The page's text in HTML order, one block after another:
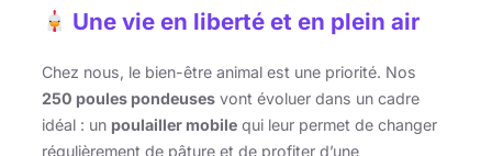
Une vie en liberté et en plein air
Chez nous, le bien-être animal est une priorité. Nos
250 poules pondeuses vont évoluer dans un cadre
idéal : un poulailler mobile qui leur permet de changer
régulièrement de pâture et de profiter d’une